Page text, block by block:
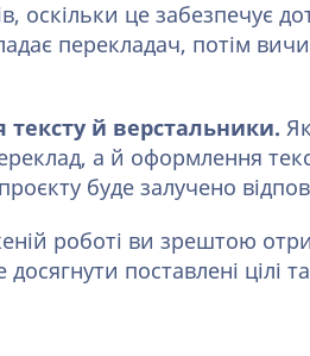
оскільки це забезпечує
перекладач, потім
тексту й верстальники.
а й оформлення
буде залучено
роботі ви зрештою
поставлені цілі